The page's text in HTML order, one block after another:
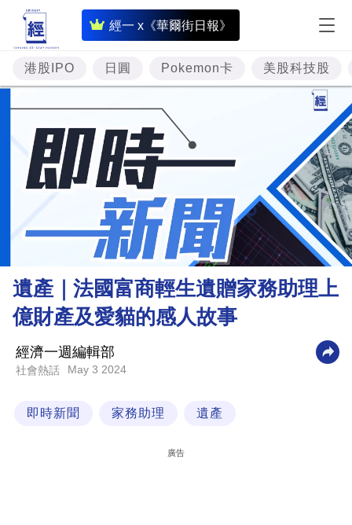
經一 x《華爾街日報》
即
時
財
經
專
題
投
資
樓
市
財
商
業
科
港股IPO 日圓 Pokemon卡 美股科技股
遺產｜法國富商輕生遺贈家務助理上
億財產及愛貓的感人故事
經濟一週編輯部
社會熱話 May 3 2024
即時新聞 家務助理 遺產
廣告